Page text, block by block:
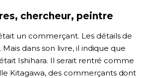
chercheur, peintre
un commerçant. Les détails de
dans son livre, il indique que
Ishihara. Il serait rentré comme
Kitagawa, des commerçants dont